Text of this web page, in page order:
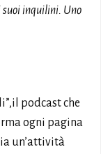
suoi inquilini. Uno
podcast che
ogni pagina
un’attività